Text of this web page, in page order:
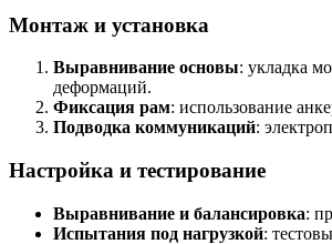
Монтаж и установка
Выравнивание основы: укладка
деформаций.
Фиксация рам: использование
Подводка коммуникаций:
Настройка и тестирование
Выравнивание и балансировка:
Испытания под нагрузкой: